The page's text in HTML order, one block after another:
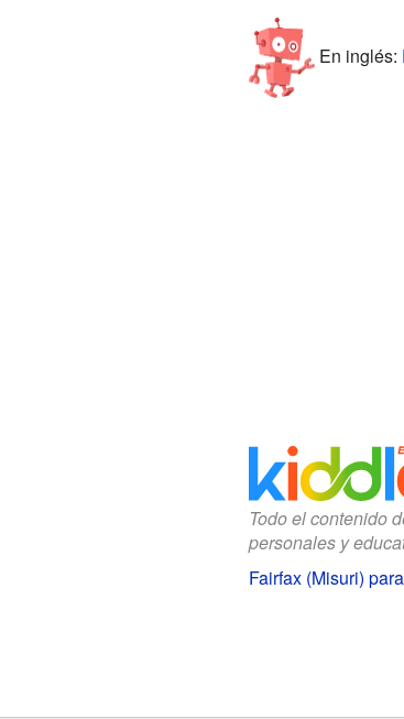
En inglés:
Todo el contenido
personales y
Fairfax (Misuri)